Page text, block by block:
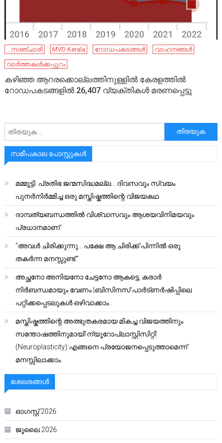
...സഞ്ചാരി MVD Kerala റോഡപകടങ്ങൾ
വാഹനങ്ങള്‍
വാർത്തകൾക്കപ്പുറം
കഴിഞ്ഞ ആറരക്കൊല്ലത്തിനുള്ളില്‍ കേരളത്തില്‍
റോഡപകടങ്ങളില്‍ 26,407 വ്യക്തികള്‍ മരണപ്പെട്ടു
അനേഷിക്കുക
സമീപകാല പോസ്റ്റുകൾ
മമ്മൂട്ടി: പ്രതിഭ ജന്മസിദ്ധമല്ല… ദിവസവും സ്വയം
പുനർനിർമ്മിച്ച ഒരു മസ്തിഷ്കത്തിന്റെ വിജയകഥ
ദാമ്പത്യബന്ധത്തിൽ വിശ്വാസവും ആശയവിനിമയവും
പ്രധാനമാണ്.
“അവൾ ചിരിക്കുന്നു… പക്ഷേ ആ ചിരിക്ക് പിന്നിൽ ഒരു
തകർന്ന മനസ്സുണ്ട്.”
അച്ഛനോ അനിയനോ ചേട്ടനോ ആകട്ടെ, കരാർ
നിർബന്ധമായും വേണം |ബിസിനസ് പാർട്ണർഷിപ്പിലെ
പറ്റിക്കപ്പെടലുകൾ ഒഴിവാക്കാം..
മസ്തിഷ്കത്തിന്റെ അത്ഭുതകരമായ മികച്ച വിജയത്തിനും
സന്തോഷത്തിനുമായി’ന്യൂറോപ്ലാസ്റ്റിസിറ്റി’
(Neuroplasticity):എങ്ങനെ പ്രയോജനപ്പെടുത്താമെന്ന്
മനസ്സിലാക്കാം.
ശേഖരങ്ങൾ
ഓഗസ്റ്റ്‌ 2026
ജൂലൈ 2026